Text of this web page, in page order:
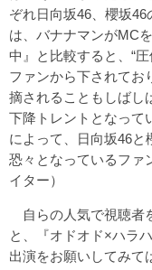
ぞれ日向坂46、櫻坂
は、バナナマンがMC
中』と比較すると、“
ファンから下されてお
摘されることもしばし
下降トレントとなって
によって、日向坂46と
恐々となっているファ
イター）
自らの人気で視聴者
と、『オドオド×ハラ
出演をお願いしてみて